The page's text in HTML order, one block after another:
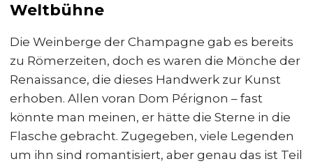
Weltbühne
Die Weinberge der Champagne gab es bereits
zu Römerzeiten, doch es waren die Mönche der
Renaissance, die dieses Handwerk zur Kunst
erhoben. Allen voran Dom Pérignon – fast
könnte man meinen, er hätte die Sterne in die
Flasche gebracht. Zugegeben, viele Legenden
um ihn sind romantisiert, aber genau das ist Teil